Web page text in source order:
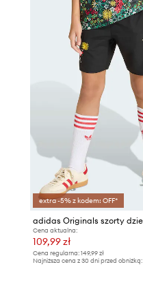
extra -5% z kodem: OFF*
Cena aktualna:
109,99 zł
Cena regularna: 149,99 zł
Najniższa cena z 30 dni przed obniżką: